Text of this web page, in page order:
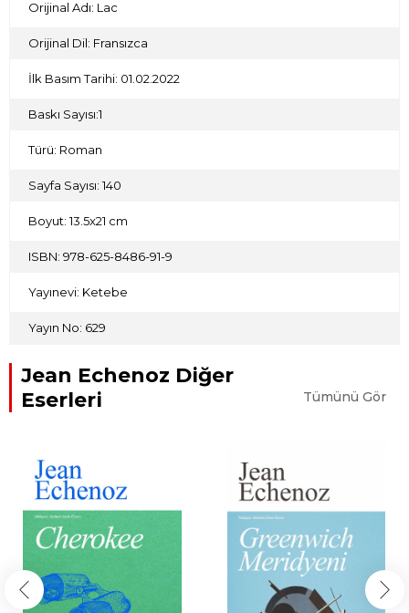
Orijinal Adı: Lac
Orijinal Dil: Fransızca
İlk Basım Tarihi: 01.02.2022
Baskı Sayısı:1
Türü: Roman
Sayfa Sayısı: 140
Boyut: 13.5x21 cm
ISBN: 978-625-8486-91-9
Yayınevi: Ketebe
Yayın No: 629
Jean Echenoz Diğer
Eserleri
Tümünü Gör